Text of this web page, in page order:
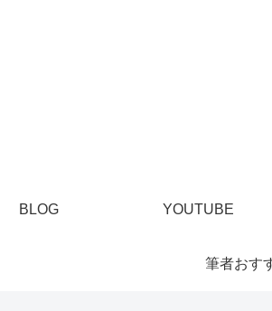
BLOG YOUTUBE
筆者おす